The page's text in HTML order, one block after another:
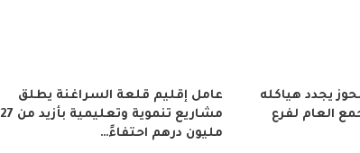
يجدد هياكله
العام لفرع
عامل إقليم قلعة السراغنة يطلق
مشاريع تنموية وتعليمية بأزيد من 27
مليون درهم احتفاءً…